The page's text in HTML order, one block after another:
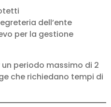
dell’ente
per la gestione
periodo massimo di 2
che richiedano tempi di